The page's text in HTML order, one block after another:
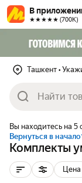
В
★★★★★ (700К)
Ташкент •
Вы находитесь на 5
Вернуться в начало
Комплекты
Цена